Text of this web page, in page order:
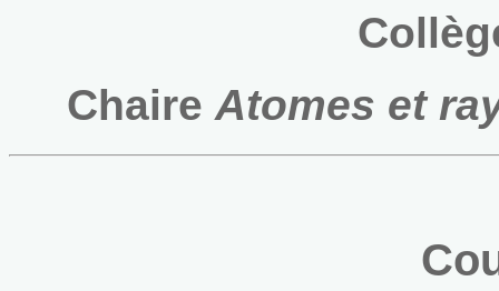
Chaire Atomes et